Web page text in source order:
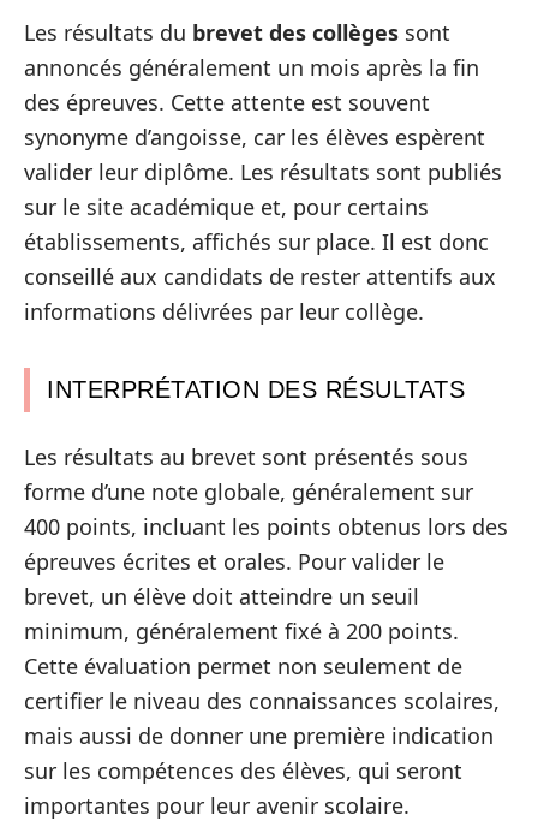
Les résultats du brevet des collèges sont
annoncés généralement un mois après la fin
des épreuves. Cette attente est souvent
synonyme d’angoisse, car les élèves espèrent
valider leur diplôme. Les résultats sont publiés
sur le site académique et, pour certains
établissements, affichés sur place. Il est donc
conseillé aux candidats de rester attentifs aux
informations délivrées par leur collège.
INTERPRÉTATION DES RÉSULTATS
Les résultats au brevet sont présentés sous
forme d’une note globale, généralement sur
400 points, incluant les points obtenus lors des
épreuves écrites et orales. Pour valider le
brevet, un élève doit atteindre un seuil
minimum, généralement fixé à 200 points.
Cette évaluation permet non seulement de
certifier le niveau des connaissances scolaires,
mais aussi de donner une première indication
sur les compétences des élèves, qui seront
importantes pour leur avenir scolaire.